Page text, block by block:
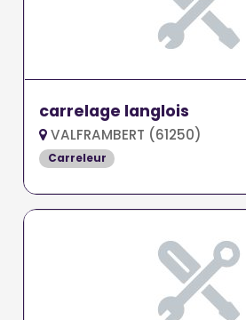
carrelage langlois
VALFRAMBERT (61250)
Carreleur